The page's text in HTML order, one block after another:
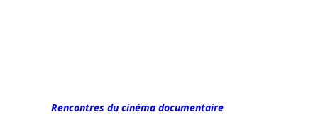
Rencontres du cinéma documentaire